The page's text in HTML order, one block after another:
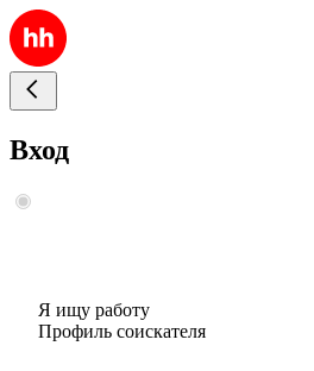
Вход
Я ищу работу
Профиль соискателя